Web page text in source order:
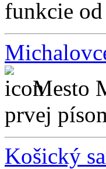
funkcie
Mesto
prvej
Košický